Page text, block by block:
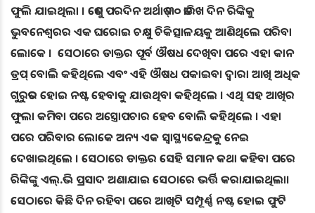
ଫୁଲି ଯାଇଥିଲା । ତେଣୁ ପରଦିନ ଅର୍ଥାତ୍ ୩୦ ତାରିଖ ଦିନ ରିଙ୍କିକୁ
ଭୁବନେଶ୍ବରର ଏକ ଘରୋଇ ଚକ୍ଷୁ ଚିକିତ୍ସାଳୟକୁ ଆଣିଥିଲେ ପରିବା
ଲୋକେ । ସେଠାରେ ଡାକ୍ତର ପୂର୍ବ ଔଷଧ ଦେଖିବା ପରେ ଏହା କାନ
ଡ୍ରପ୍‌ ବୋଲି କହିଥିଲେ ଏବଂ ଏହି ଔଷଧ ପକାଇବା ଦ୍ବାରା ଆଖି ଅଧିକ
ଗୁରୁତର ହୋଇ ନଷ୍ଟ ହେବାକୁ ଯାଉଥିବା କହିଥିଲେ । ଏଥି ସହ ଆଖିର
ଫୁଲା କମିବା ପରେ ଅସ୍ତ୍ରୋପଚାର ହେବ ବୋଲି କହିଥିଲେ । ଏହା
ପରେ ପରିବାର ଲୋକେ ଅନ୍ୟ ଏକ ସ୍ବାସ୍ଥ୍ୟକେନ୍ଦ୍ରକୁ ନେଇ
ଦେଖାଇଥିଲେ । ସେଠାରେ ଡାକ୍ତର ସେହି ସମାନ କଥା କହିବା ପରେ
ରିଙ୍କିଙ୍କୁ ଏଲ୍.ଭି ପ୍ରସାଦ ଅଣାଯାଇ ସେଠାରେ ଭର୍ତ୍ତି କରାଯାଇଥିଲା।
ସେଠାରେ କିଛି ଦିନ ରହିବା ପରେ ଆଖିଟି ସମ୍ପୂର୍ଣ୍ଣ ନଷ୍ଟ ହୋଇ ଫୁଟି